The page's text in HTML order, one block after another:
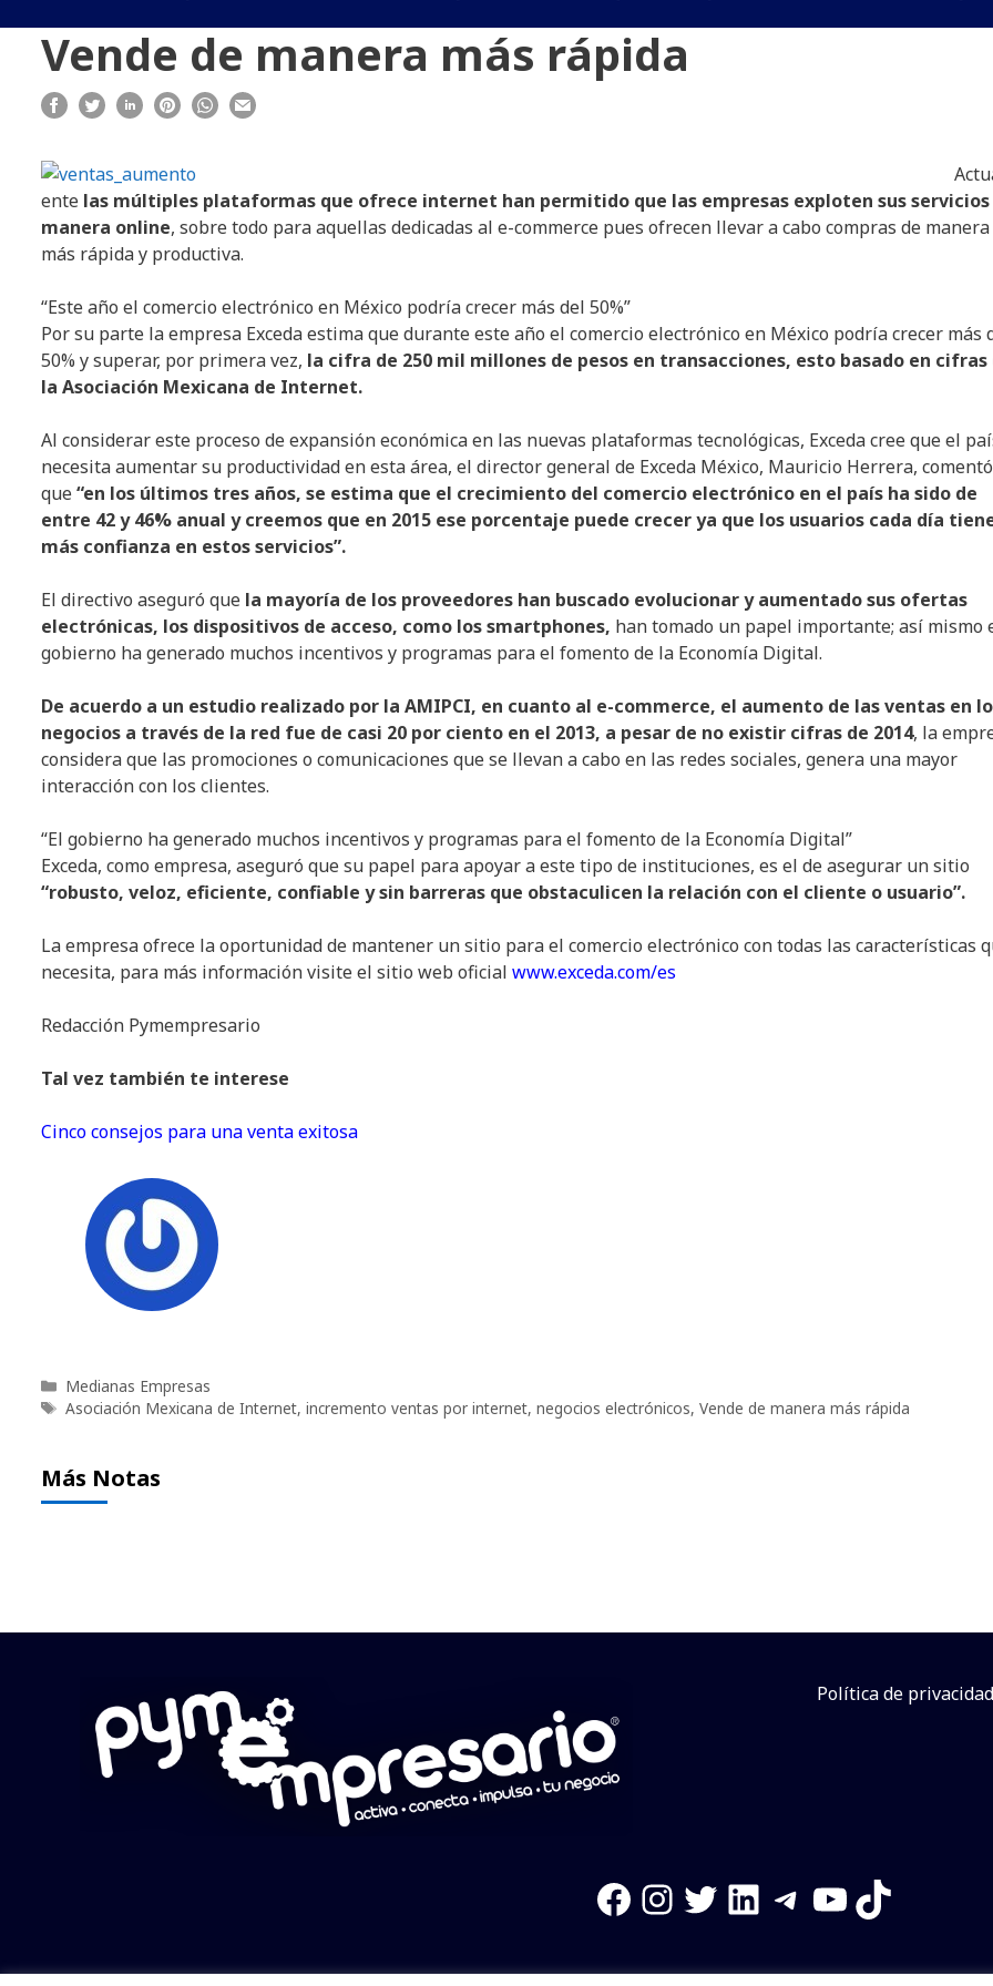
Vende de manera más rápida
ente las múltiples plataformas que ofrece internet han permitido que las empresas exploten sus servicios
manera online, sobre todo para aquellas dedicadas al e-commerce pues ofrecen llevar a cabo compras de manera
más rápida y productiva.
“Este año el comercio electrónico en México podría crecer más del 50%”
Por su parte la empresa Exceda estima que durante este año el comercio electrónico en México podría crecer más
50% y superar, por primera vez, la cifra de 250 mil millones de pesos en transacciones, esto basado en cifras
la Asociación Mexicana de Internet.
Al considerar este proceso de expansión económica en las nuevas plataformas tecnológicas, Exceda cree que el
necesita aumentar su productividad en esta área, el director general de Exceda México, Mauricio Herrera, comentó
que“en los últimos tres años, se estima que el crecimiento del comercio electrónico en el país ha sido de
entre 42 y 46% anual y creemos que en 2015 ese porcentaje puede crecer ya que los usuarios cada día
más confianza en estos servicios”.
El directivo aseguró que la mayoría de los proveedores han buscado evolucionar y aumentado sus ofertas
electrónicas, los dispositivos de acceso, como los smartphones, han tomado un papel importante; así mismo
gobierno ha generado muchos incentivos y programas para el fomento de la Economía Digital.
De acuerdo a un estudio realizado por la AMIPCI, en cuanto al e-commerce, el aumento de las ventas en
negocios a través de la red fue de casi 20 por ciento en el 2013, a pesar de no existir cifras de 2014, la
considera que las promociones o comunicaciones que se llevan a cabo en las redes sociales, genera una mayor
interacción con los clientes.
“El gobierno ha generado muchos incentivos y programas para el fomento de la Economía Digital”
Exceda, como empresa, aseguró que su papel para apoyar a este tipo de instituciones, es el de asegurar un sitio
“robusto, veloz, eficiente, confiable y sin barreras que obstaculicen la relación con el cliente o usuario”.
La empresa ofrece la oportunidad de mantener un sitio para el comercio electrónico con todas las características
necesita, para más información visite el sitio web oficial www.exceda.com/es
Redacción Pymempresario
Tal vez también te interese
Cinco consejos para una venta exitosa
Categorías
Medianas Empresas
Etiquetas
Asociación Mexicana de Internet, incremento ventas por internet, negocios electrónicos, Vende de manera más rápida
Más Notas
Política de privacidad
Facebook
Instagram
Twitter
LinkedIn
Telegram
YouTube
TikTok